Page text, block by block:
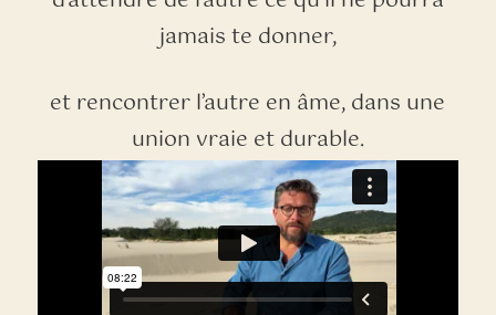
jamais te donner,
et rencontrer l’autre en âme, dans une
union vraie et durable.